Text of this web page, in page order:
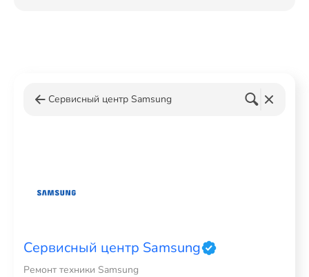
Сервисный центр Samsung
Сервисный центр Samsung
Ремонт техники Samsung